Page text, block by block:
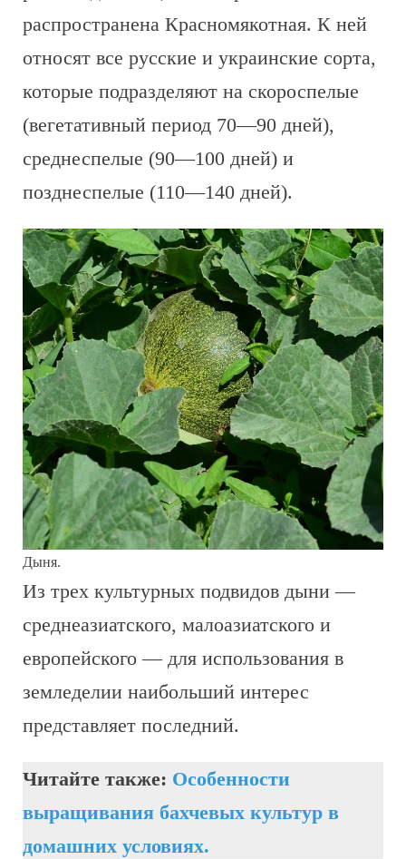
распространена Красномякотная. К ней
относят все русские и украинские сорта,
которые подразделяют на скороспелые
(вегетативный период 70—90 дней),
среднеспелые (90—100 дней) и
позднеспелые (110—140 дней).
Дыня.
Из трех культурных подвидов дыни —
среднеазиатского, малоазиатского и
европейского — для использования в
земледелии наибольший интерес
представляет последний.
Читайте также: Особенности
выращивания бахчевых культур в
домашних условиях.